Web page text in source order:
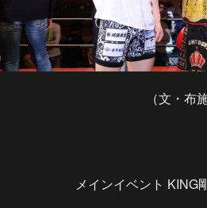
（文・布
メインイベント KING